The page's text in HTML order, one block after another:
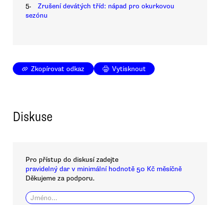
5.
Zrušení devátých tříd: nápad pro okurkovou
sezónu
Zkopírovat odkaz Vytisknout
Diskuse
Pro přístup do diskusí zadejte
pravidelný dar v minimální hodnotě 50 Kč měsíčně
Děkujeme za podporu.